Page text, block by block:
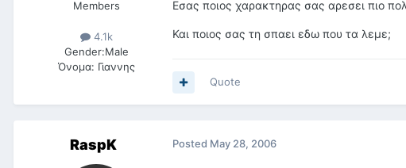
Members
4.1k
Gender:Male
Όνομα: Γιαννης
Εσας ποιος χαρακτηρας σας αρεσει πιο
Και ποιος σας τη σπαει εδω που τα λεμε;
Quote
RaspK Posted May 28, 2006